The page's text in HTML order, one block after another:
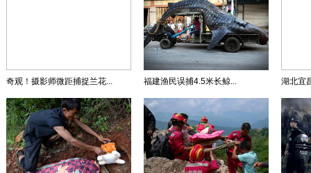
奇观！摄影师微距捕捉兰花... 福建渔民误捕4.5米长鲸... 湖北宜